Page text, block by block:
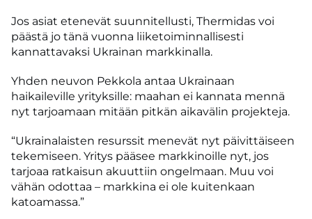
Jos asiat etenevät suunnitellusti, Thermidas voi
päästä jo tänä vuonna liiketoiminnallisesti
kannattavaksi Ukrainan markkinalla.
Yhden neuvon Pekkola antaa Ukrainaan
haikaileville yrityksille: maahan ei kannata mennä
nyt tarjoamaan mitään pitkän aikavälin projekteja.
“Ukrainalaisten resurssit menevät nyt päivittäiseen
tekemiseen. Yritys pääsee markkinoille nyt, jos
tarjoaa ratkaisun akuuttiin ongelmaan. Muu voi
vähän odottaa – markkina ei ole kuitenkaan
katoamassa.”